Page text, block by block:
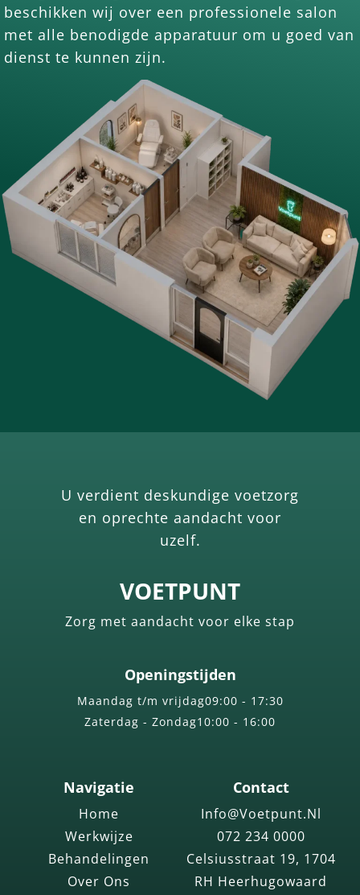
beschikken wij over een professionele salon
met alle benodigde apparatuur om u goed van
dienst te kunnen zijn.
U verdient deskundige voetzorg
en oprechte aandacht voor
uzelf.
VOETPUNT
Zorg met aandacht voor elke stap
Openingstijden
Maandag t/m vrijdag09:00 - 17:30
Zaterdag - Zondag10:00 - 16:00
Navigatie
Home
Werkwijze
Behandelingen
Over Ons
Contact
Info@voetpunt.nl
072 234 0000
Celsiusstraat 19, 1704
RH Heerhugowaard